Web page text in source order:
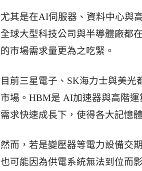
尤其是在AI伺服器、資料中心與
全球大型科技公司與半導體廠都
的市場需求量更為之吃緊。
目前三星電子、SK海力士與美
市場。HBM是 AI加速器與高階
需求快速成長下，使得各大記憶
然而，若是變壓器等電力設備交
也可能因為供電系統無法到位而